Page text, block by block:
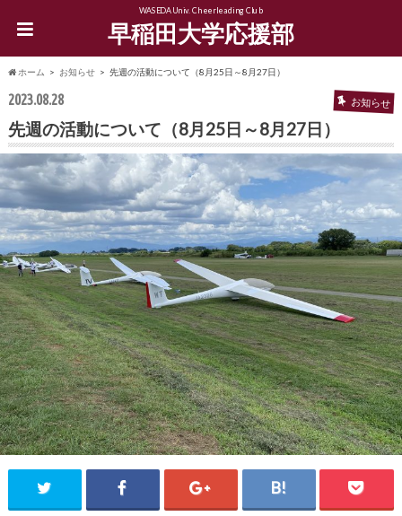
WASEDA Univ. Cheerleading Club
早稲田大学応援部
ホーム お知らせ 先週の活動について（8月25日～8月27日）
2023.08.28 お知らせ
先週の活動について（8月25日～8月27日）